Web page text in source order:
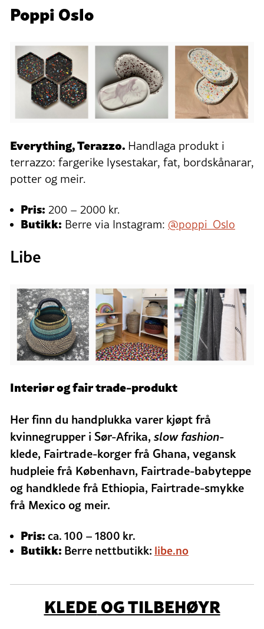
Poppi Oslo
Everything, Terazzo. Handlaga produkt i
terrazzo: fargerike lysestakar, fat, bordskånarar,
potter og meir.
Pris: 200 – 2000 kr.
Butikk: Berre via Instagram: @poppi_Oslo
Libe
Interiør og fair trade-produkt
Her finn du handplukka varer kjøpt frå
kvinnegrupper i Sør-Afrika, slow fashion-
klede, Fairtrade-korger frå Ghana, vegansk
hudpleie frå København, Fairtrade-babyteppe
og handklede frå Ethiopia, Fairtrade-smykke
frå Mexico og meir.
Pris:ca. 100 – 1800 kr.
Butikk: Berre nettbutikk: libe.no
KLEDEOG TILBEHØYR